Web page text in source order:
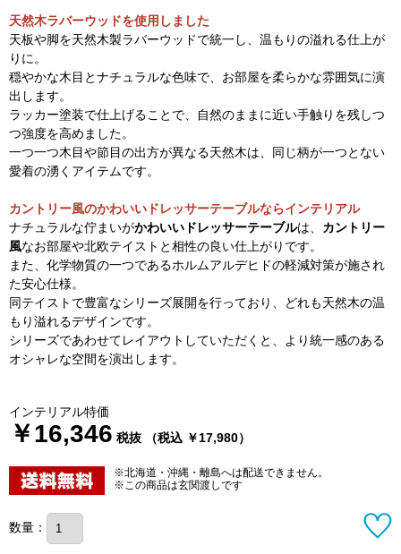
天然木ラバーウッドを使用しました
天板や脚を天然木製ラバーウッドで統一し、温もりの溢れる仕上が
りに。
穏やかな木目とナチュラルな色味で、お部屋を柔らかな雰囲気に演
出します。
ラッカー塗装で仕上げることで、自然のままに近い手触りを残しつ
つ強度を高めました。
一つ一つ木目や節目の出方が異なる天然木は、同じ柄が一つとない
愛着の湧くアイテムです。
カントリー風のかわいいドレッサーテーブルならインテリアル
ナチュラルな佇まいがかわいいドレッサーテーブルは、 カントリー
風なお部屋や北欧テイストと相性の良い仕上がりです。
また、化学物質の一つであるホルムアルデヒドの軽減対策が施され
た安心仕様。
同テイストで豊富なシリーズ展開を行っており、どれも天然木の温
もり溢れるデザインです。
シリーズであわせてレイアウトしていただくと、より統一感のある
オシャレな空間を演出します。
インテリアル特価
￥16,346 税抜 （税込 ￥17,980）
※北海道・沖縄・離島へは配送できません。
※この商品は玄関渡しです
数量：